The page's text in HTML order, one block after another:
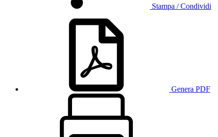
Stampa / Condividi
Genera PDF